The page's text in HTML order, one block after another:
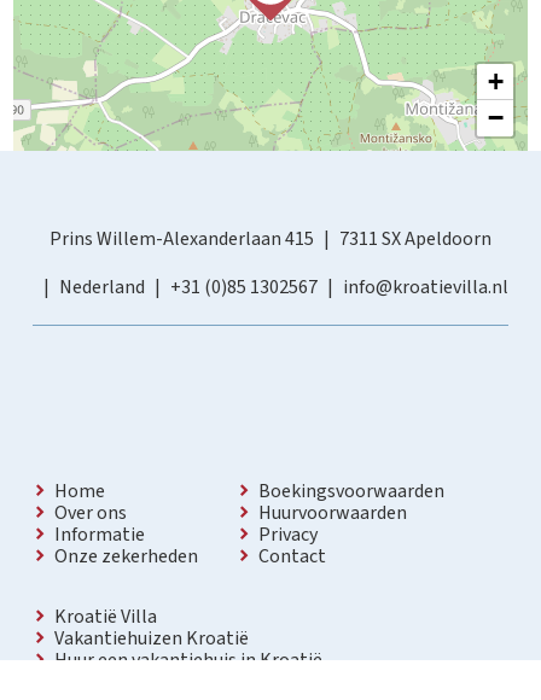
+
−
Prins Willem-Alexanderlaan 415
7311 SX Apeldoorn
Nederland
+31 (0)85 1302567 info@kroatievilla.nl
Home
Over ons
Informatie
Onze zekerheden
Boekingsvoorwaarden
Huurvoorwaarden
Privacy
Contact
Kroatië Villa
Vakantiehuizen Kroatië
Huur een vakantiehuis in Kroatië